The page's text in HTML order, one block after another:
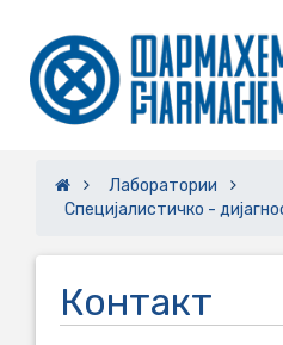
Лаборатории
Специјалистичко -
Контакт